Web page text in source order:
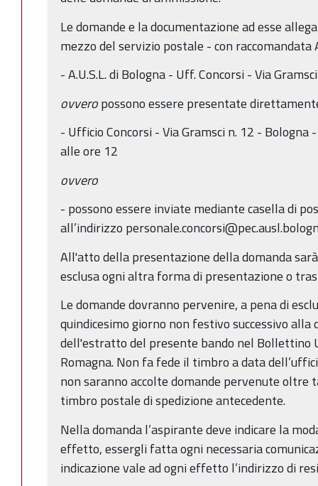
Le domande e la documentazione ad esse
mezzo del servizio postale - con raccomandata
- A.U.S.L. di Bologna - Uff. Concorsi - Via
ovveropossono essere presentate
- Ufficio Concorsi - Via Gramsci n. 12 -
alle ore 12
ovvero
- possono essere inviate mediante casella di
all’indirizzo
All'atto della presentazione della domanda
esclusa ogni altra forma di presentazione o
Le domande dovranno pervenire, a pena di
quindicesimo giorno non festivo successivo alla
dell'estratto del presente bando nel Bollettino
Romagna. Non fa fede il timbro a data
non saranno accolte domande pervenute oltre
timbro postale di spedizione antecedente.
Nella domanda l’aspirante deve indicare la
effetto, essergli fatta ogni necessaria
indicazione vale ad ogni effetto l’indirizzo di